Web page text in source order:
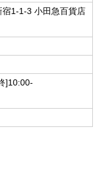
1-1-3 小田急百貨店
]10:00-